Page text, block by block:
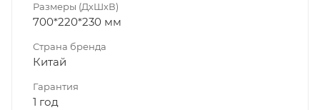
Размеры (ДхШхВ)
700*220*230 мм
Страна бренда
Китай
Гарантия
1 год